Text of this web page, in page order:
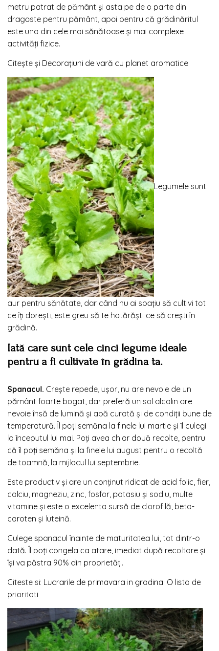
metru patrat de pământ și asta pe de o parte din
dragoste pentru pământ, apoi pentru că grădinăritul
este una din cele mai sănătoase și mai complexe
activități fizice.
Citeşte şi Decoraţiuni de vară cu planet aromatice
Legumele sunt
aur pentru sănătate, dar când nu ai spațiu să cultivi tot
ce îți dorești, este greu să te hotărăști ce să crești în
grădină.
Iată care sunt cele cinci legume ideale
pentru a fi cultivate în grădina ta.
Spanacul. Crește repede, ușor, nu are nevoie de un
pământ foarte bogat, dar preferă un sol alcalin are
nevoie însă de lumină și apă curată și de condiții bune de
temperatură. Îl poți semăna la finele lui martie și îl culegi
la începutul lui mai. Poți avea chiar două recolte, pentru
că îl poți semăna și la finele lui august pentru o recoltă
de toamnă, la mijlocul lui septembrie.
Este productiv și are un conținut ridicat de acid folic, fier,
calciu, magneziu, zinc, fosfor, potasiu și sodiu, multe
vitamine și este o excelenta sursă de clorofilă, beta-
caroten și luteină.
Culege spanacul înainte de maturitatea lui, tot dintr-o
dată. Îl poți congela ca atare, imediat după recoltare și
își va păstra 90% din proprietăți.
Citeste si: Lucrarile de primavara in gradina. O lista de
prioritati